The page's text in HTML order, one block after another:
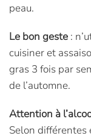
peau.
Le bon geste :
cuisiner et
gras 3 fois par
de l’automne.
Attention à
Selon différentes